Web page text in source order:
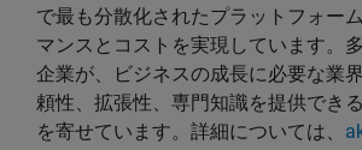
で最も分散化されたプラットフォー
マンスとコストを実現しています。
企業が、ビジネスの成長に必要な業
頼性、拡張性、専門知識を提供でき
を寄せています。詳細については、